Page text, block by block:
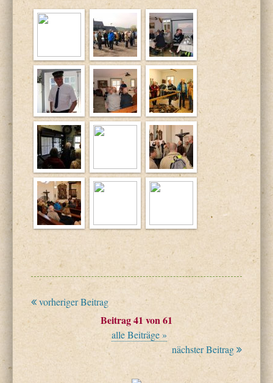
vorheriger Beitrag
Beitrag 41 von 61
alle Beiträge »
nächster Beitrag